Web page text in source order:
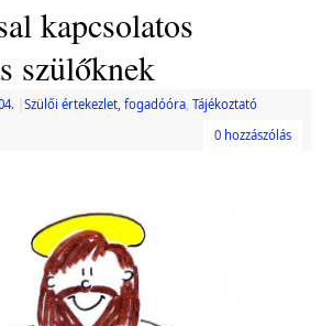
kapcsolatos
szülőknek
Szülői értekezlet, fogadóóra, Tájékoztató
0 hozzászólás